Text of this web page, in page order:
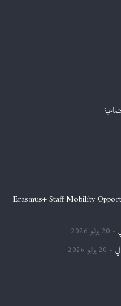
Erasmus+ Staff Mobility
20 يوليو 2026
20 يوليو 2026